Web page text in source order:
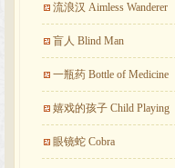
流浪汉 Aimless Wanderer
盲人 Blind Man
一瓶药 Bottle of Medicine
嬉戏的孩子 Child Playing
眼镜蛇 Cobra